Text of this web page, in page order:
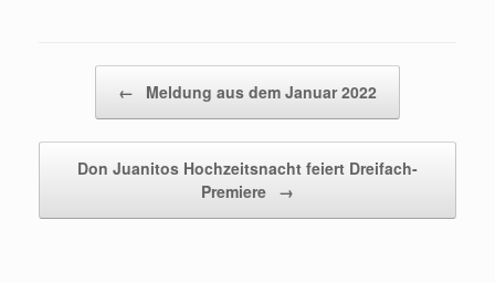
← Meldung aus dem Januar 2022
Don Juanitos Hochzeitsnacht feiert Dreifach-
Premiere →